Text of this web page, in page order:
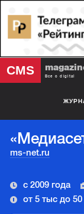
CMS Все о digital
ms-net.ru
с 2009 года
от 5 тыс до